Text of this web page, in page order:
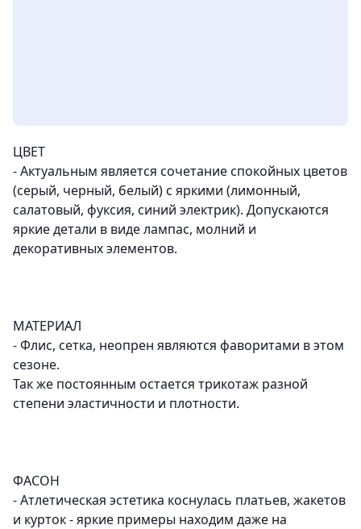
ЦВЕТ
- Актуальным является сочетание спокойных цветов
(серый, черный, белый) с яркими (лимонный,
салатовый, фуксия, синий электрик). Допускаются
яркие детали в виде лампас, молний и
декоративных элементов.
МАТЕРИАЛ
- Флис, сетка, неопрен являются фаворитами в этом
сезоне.
Так же постоянным остается трикотаж разной
степени эластичности и плотности.
ФАСОН
- Атлетическая эстетика коснулась платьев, жакетов
и курток - яркие примеры находим даже на